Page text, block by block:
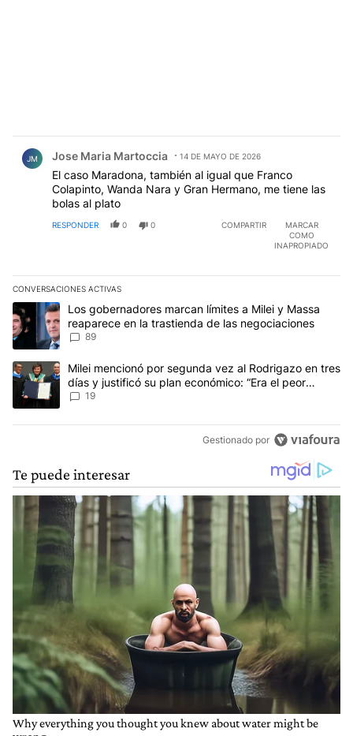
JM Jose Maria Martoccia 14 DE MAYO DE 2026
El caso Maradona, también al igual que Franco
Colapinto, Wanda Nara y Gran Hermano, me tiene las
bolas al plato
RESPONDER 0 0 COMPARTIR
MARCAR
COMO
INAPROPIADO
CONVERSACIONES ACTIVAS
Este listado muestra los artículos con más comentarios en los
Un artículo de tendencia con el título "Los gobernadores
Los gobernadores marcan límites a Milei y Massa
reaparece en la trastienda de las negociaciones
89
Un artículo de tendencia con el título "Milei mencionó por
Milei mencionó por segunda vez al Rodrigazo en tres
días y justificó su plan económico: “Era el peor
escenario posible”
19
Gestionado por